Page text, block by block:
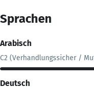
Sprachen
Arabisch
C2 (Verhandlungssicher /
Deutsch